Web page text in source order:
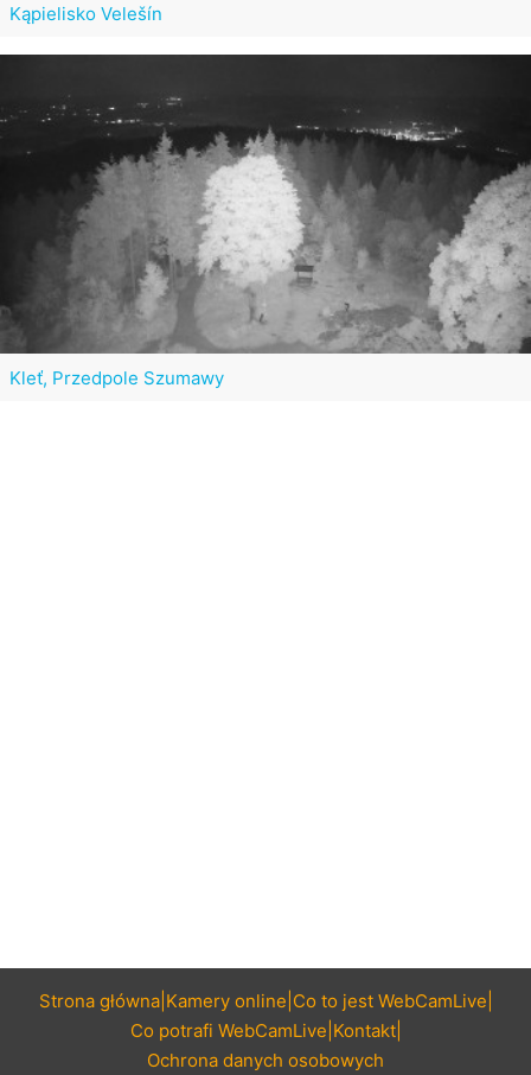
Kąpielisko Velešín
Kleť, Przedpole Szumawy
Strona główna Kamery online Co to jest WebCamLive
Co potrafi WebCamLive Kontakt
Ochrona danych osobowych